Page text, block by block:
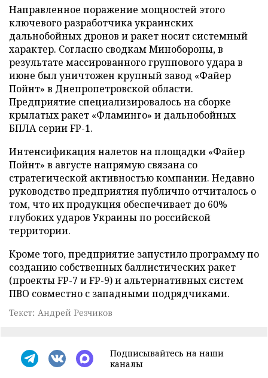
Направленное поражение мощностей этого
ключевого разработчика украинских
дальнобойных дронов и ракет носит системный
характер. Согласно сводкам Минобороны, в
результате массированного группового удара в
июне был уничтожен крупный завод «Файер
Пойнт» в Днепропетровской области.
Предприятие специализировалось на сборке
крылатых ракет «Фламинго» и дальнобойных
БПЛА серии FP-1.
Интенсификация налетов на площадки «Файер
Пойнт» в августе напрямую связана со
стратегической активностью компании. Недавно
руководство предприятия публично отчиталось о
том, что их продукция обеспечивает до 60%
глубоких ударов Украины по российской
территории.
Кроме того, предприятие запустило программу по
созданию собственных баллистических ракет
(проекты FP-7 и FP-9) и альтернативных систем
ПВО совместно с западными подрядчиками.
Текст: Андрей Резчиков
Подписывайтесь на наши
каналы